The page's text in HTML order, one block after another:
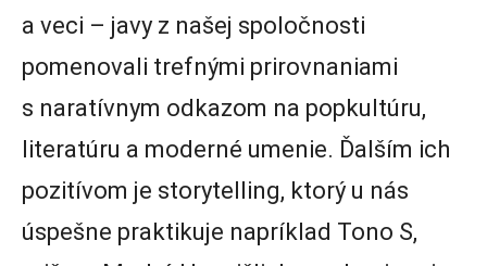
a veci – javy z našej spoločnosti
pomenovali trefnými prirovnaniami
s naratívnym odkazom na popkultúru,
literatúru a moderné umenie. Ďalším ich
pozitívom je storytelling, ktorý u nás
úspešne praktikuje napríklad Tono S,